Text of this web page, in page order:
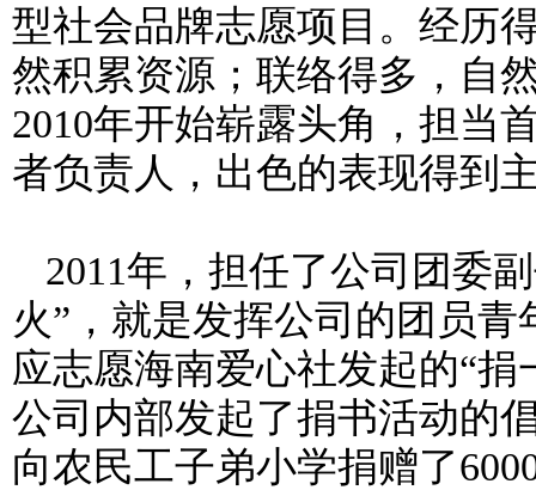
型社会品牌志愿项目。经历
然积累资源；联络得多，自
2010年开始崭露头角，担当
者负责人，出色的表现得到
2011年，担任了公司团委
火”，就是发挥公司的团员
应志愿海南爱心社发起的“
公司内部发起了捐书活动的
向农民工子弟小学捐赠了